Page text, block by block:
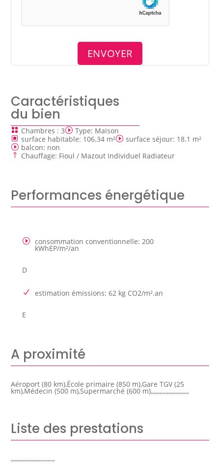
Caractéristiques
du bien
Chambres :3 Type: Maison
surface habitable: 106.34 m² surface séjour: 18.1 m²
balcon: non
Chauffage: Fioul / Mazout Individuel Radiateur
Performances énergétique
consommation conventionnelle: 200
kWhEP/m²/an
D
estimation émissions: 62 kg CO2/m².an
E
A proximité
Aéroport (80 km),École primaire (850 m),Gare TGV (25
km),Médecin (500 m),Supermarché (600 m),,,,,,,,,,,,,,,,,,,,,,,,,,
Liste des prestations
,,,,,,,,,,,,,,,,,,,,,,,,,,,,,,